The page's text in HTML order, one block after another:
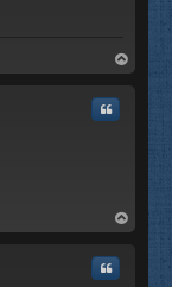
rri
ba
Citar
rri
ba
Citar